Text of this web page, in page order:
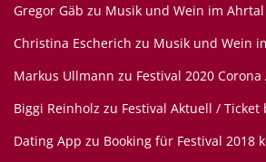
Gregor Gäb zu Musik und Wein im Ahrtal
Christina Escherich zu Musik und Wein
Markus Ullmann zu Festival 2020 Corona
Biggi Reinholz zu Festival Aktuell /
Dating App zu Booking für Festival 2018